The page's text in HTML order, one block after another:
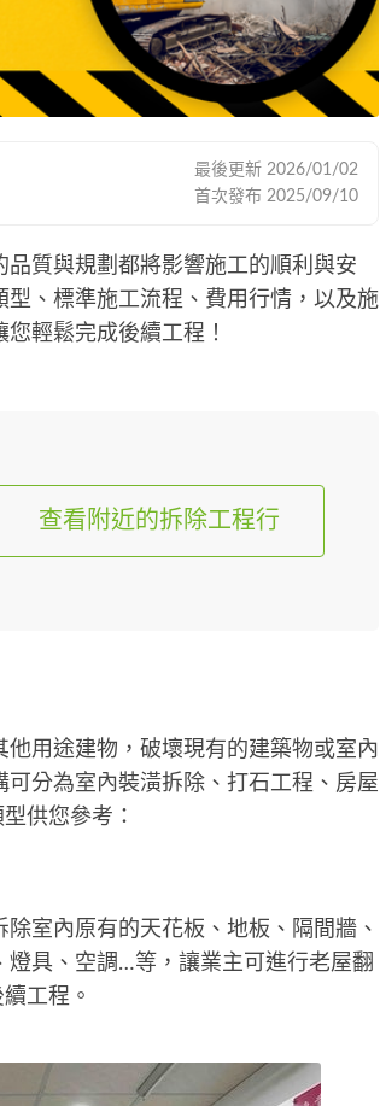
質與規劃都將影響施工的順利與安
、標準施工流程、費用行情，以及施
輕鬆完成後續工程！
最後更新 2026/01/02
首次發布 2025/09/10
查看附近的拆除工程行
用途建物，破壞現有的建築物或室內
分為室內裝潢拆除、打石工程、房屋
供您參考：
室內原有的天花板、地板、隔間牆、
具、空調…等，讓業主可進行老屋翻
工程。